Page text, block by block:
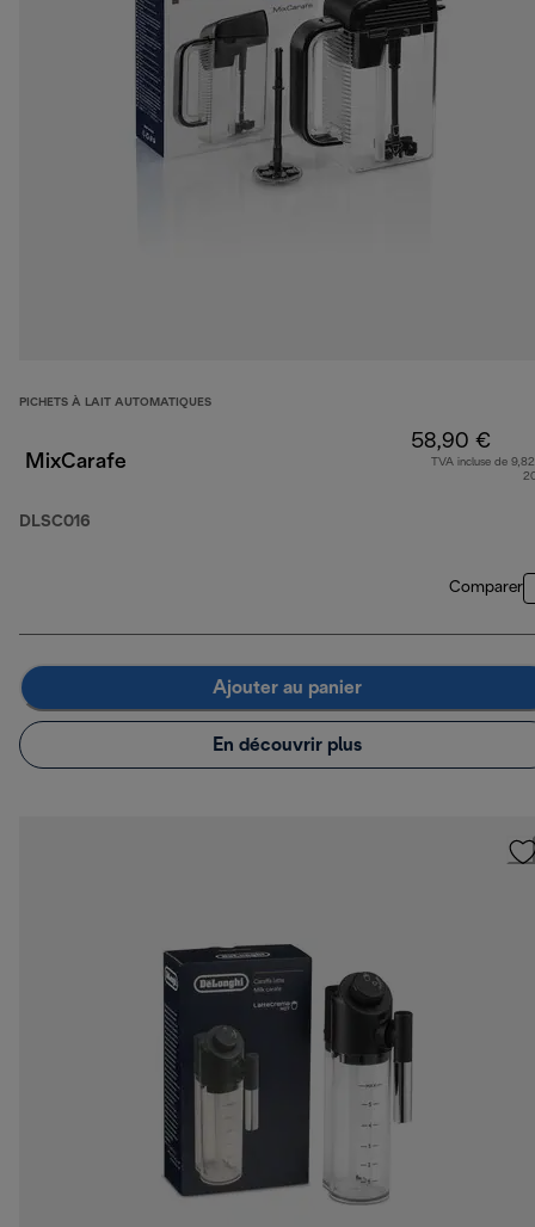
PICHETS À LAIT AUTOMATIQUES
MixCarafe
DLSC016
58,90 €
TVA incluse de
Comparer
Ajouter au panier
En découvrir plus